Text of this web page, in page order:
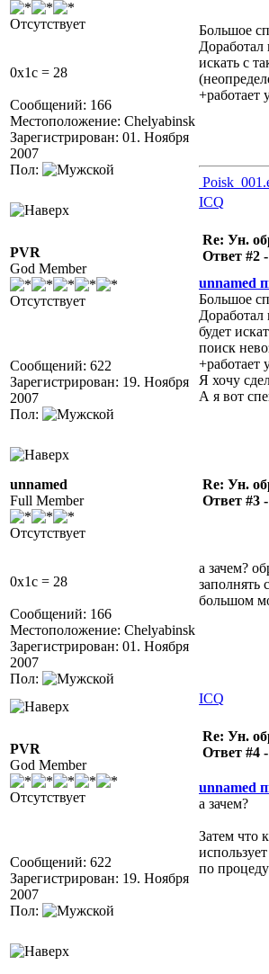
Отсутствует
0x1c = 28
Сообщений: 166
Местоположение: Chelyabinsk
Зарегистрирован: 01. Ноября
2007
Пол:
Большое
Доработал
искать с
+работает
ICQ
PVR
God Member
Отсутствует
Сообщений: 622
Зарегистрирован: 19. Ноября
2007
Пол:
Re: Ун.
Ответ #2 -
unnamed
Большое
Доработал
будет
поиск
+работает
Я хочу
А я вот
unnamed
Full Member
Отсутствует
0x1c = 28
Сообщений: 166
Местоположение: Chelyabinsk
Зарегистрирован: 01. Ноября
2007
Пол:
Re: Ун.
Ответ #3 -
а зачем?
заполнять
большом
ICQ
PVR
God Member
Отсутствует
Сообщений: 622
Зарегистрирован: 19. Ноября
2007
Пол:
Re: Ун.
Ответ #4 -
unnamed
а зачем?
Затем что
по